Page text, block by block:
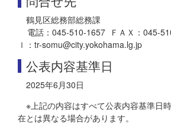
鶴見区総務部総務課
電話：045-510-1657 ＦＡＸ：045-
ｌ：tr-somu@city.yokohama.lg.jp
公表内容基準日
2025年6月30日
※上記の内容はすべて公表内容基準日
在とは異なる場合があります。